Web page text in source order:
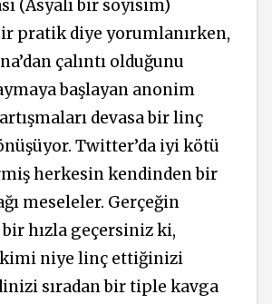
(Asyalı bir soyisim)
pratik diye yorumlanırken,
çalıntı olduğunu
başlayan anonim
devasa bir linç
Twitter’da iyi kötü
herkesin kendinden bir
meseleler. Gerçeğin
hızla geçersiniz ki,
niye linç ettiğinizi
sıradan bir tiple kavga